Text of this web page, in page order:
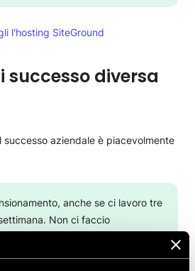
successo diversa
successo aziendale è piacevolmente
anche se ci lavoro tre
Non ci faccio